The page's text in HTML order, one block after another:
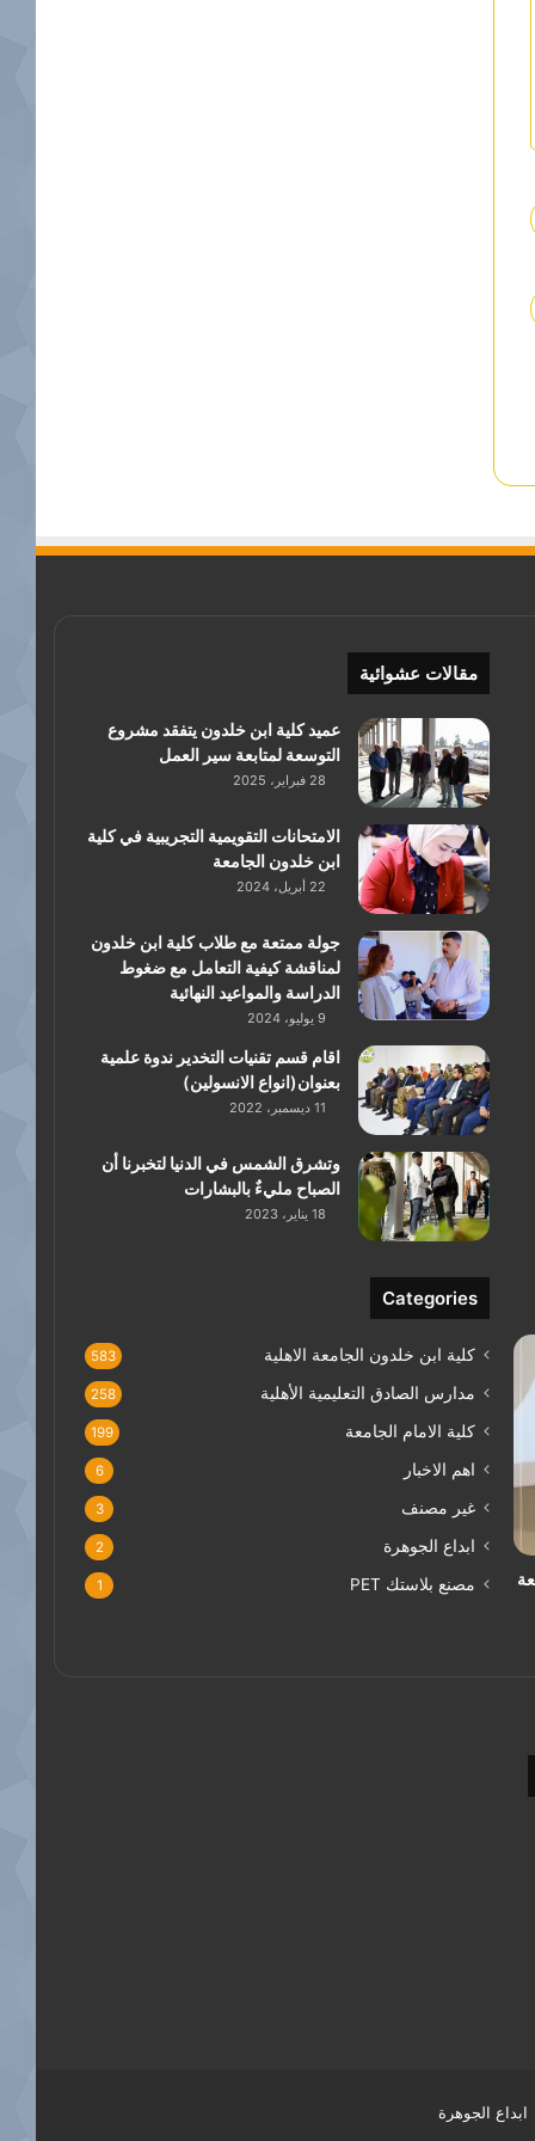
مقالات عشوائية
عميد كلية ابن خلدون يتفقد مشروع
التوسعة لمتابعة سير العمل
28 فبراير، 2025
الامتحانات التقويمية التجريبية في كلية
ابن خلدون الجامعة
22 أبريل، 2024
جولة ممتعة مع طلاب كلية ابن خلدون
لمناقشة كيفية التعامل مع ضغوط
الدراسة والمواعيد النهائية
9 يوليو، 2024
اقام قسم تقنيات التخدير ندوة علمية
بعنوان(انواع الانسولين)
11 ديسمبر، 2022
وتشرق الشمس في الدنيا لتخبرنا أن
الصباح مليءٌ بالبشارات
18 يناير، 2023
Categories
كلية ابن خلدون الجامعة الاهلية 583
مدارس الصادق التعليمية الأهلية 258
كلية الامام الجامعة 199
اهم الاخبار 6
غير مصنف 3
ابداع الجوهرة 2
مصنع بلاستك PET 1
ابداع الجوهرة